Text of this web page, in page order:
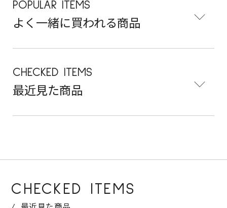
POPULAR ITEMS
よく一緒に買われる商品
CHECKED ITEMS
最近見た商品
CHECKED ITEMS